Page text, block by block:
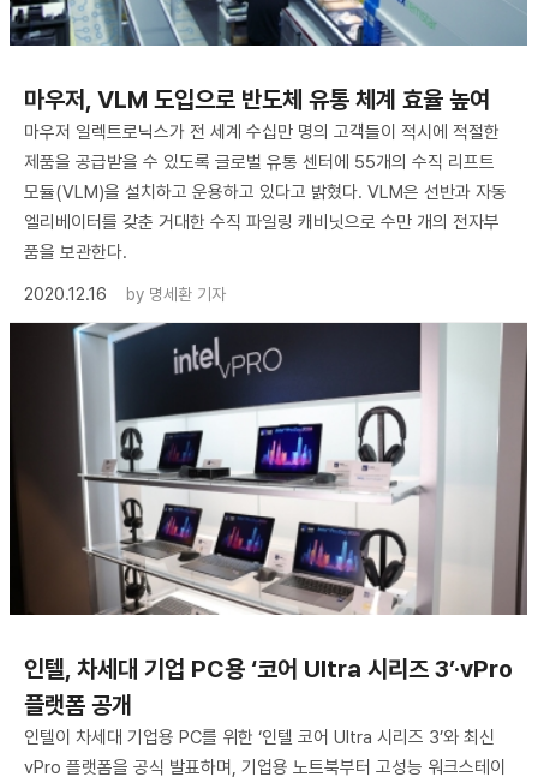
마우저, VLM 도입으로 반도체 유통 체계 효율 높여
마우저 일렉트로닉스가 전 세계 수십만 명의 고객들이 적시에 적절한
제품을 공급받을 수 있도록 글로벌 유통 센터에 55개의 수직 리프트
모듈(VLM)을 설치하고 운용하고 있다고 밝혔다. VLM은 선반과 자동
엘리베이터를 갖춘 거대한 수직 파일링 캐비닛으로 수만 개의 전자부
품을 보관한다.
2020.12.16
by 명세환 기자
인텔, 차세대 기업 PC용 ‘코어 Ultra 시리즈 3’·vPro
플랫폼 공개
인텔이 차세대 기업용 PC를 위한 ‘인텔 코어 Ultra 시리즈 3’와 최신
vPro 플랫폼을 공식 발표하며, 기업용 노트북부터 고성능 워크스테이